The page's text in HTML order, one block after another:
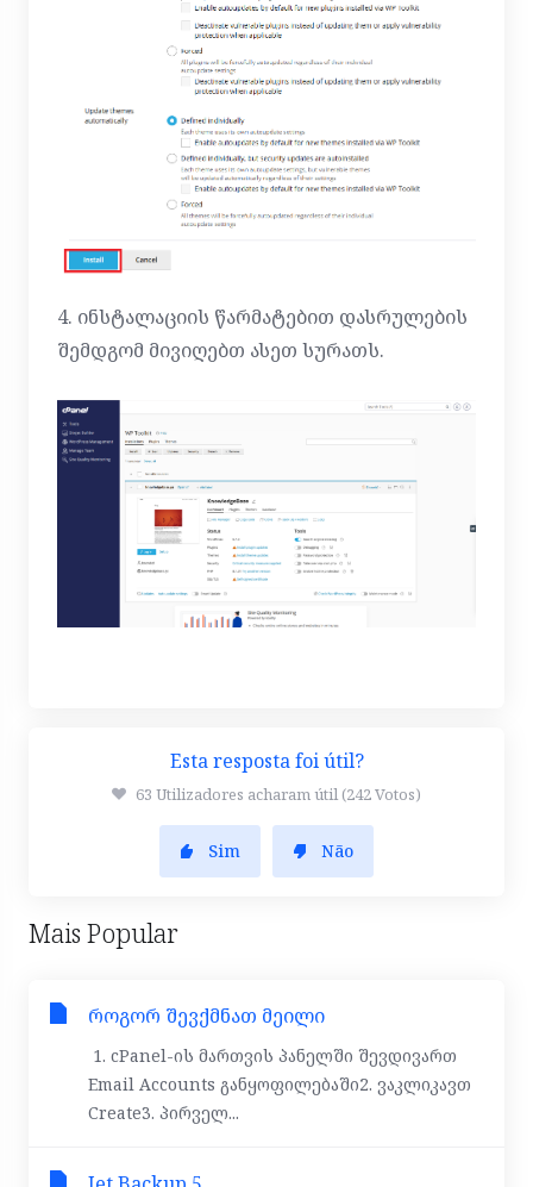
4. ინსტალაციის წარმატებით დასრულების
შემდგომ მივიღებთ ასეთ სურათს.
Esta resposta foi útil?
63 Utilizadores acharam útil (242 Votos)
Sim Não
Mais Popular
როგორ შევქმნათ მეილი
1. cPanel-ის მართვის პანელში შევდივართ
Email Accounts განყოფილებაში2. ვაკლიკავთ
Create3. პირველ...